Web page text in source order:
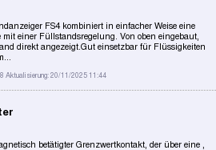
FS4 kombiniert in einfacher Weise eine
mit einer Füllstandsregelung. Von oben eingebaut,
direkt angezeigt.Gut einsetzbar für Flüssigkeiten
Aktualisierung: 20/11/2025 11:44
betätigter Grenzwertkontakt, der über eine ,